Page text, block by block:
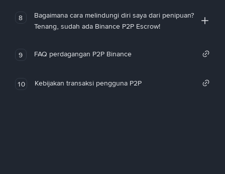
8
Bagaimana cara melindungi diri saya dari penipuan?
Tenang, sudah ada Binance P2P Escrow!
9 FAQ perdagangan P2P Binance
10 Kebijakan transaksi pengguna P2P